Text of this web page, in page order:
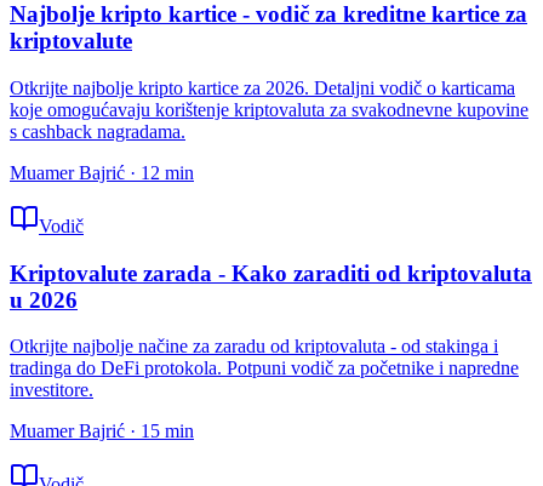
Najbolje kripto kartice - vodič za kreditne kartice za
kriptovalute
Otkrijte najbolje kripto kartice za 2026. Detaljni vodič o karticama
koje omogućavaju korištenje kriptovaluta za svakodnevne kupovine
s cashback nagradama.
Muamer Bajrić · 12 min
Vodič
Kriptovalute zarada - Kako zaraditi od kriptovaluta
u 2026
Otkrijte najbolje načine za zaradu od kriptovaluta - od stakinga i
tradinga do DeFi protokola. Potpuni vodič za početnike i napredne
investitore.
Muamer Bajrić · 15 min